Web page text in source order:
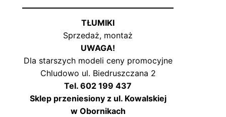
TŁUMIKI
Sprzedaż, montaż
UWAGA!
Dla starszych modeli ceny promocyjne
Chludowo ul. Biedruszczana 2
Tel. 602 199 437
Sklep przeniesiony z ul. Kowalskiej
w Obornikach